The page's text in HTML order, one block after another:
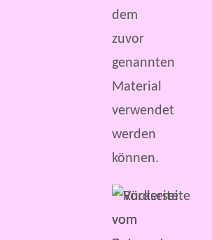
dem
zuvor
genannten
Material
verwendet
werden
können.